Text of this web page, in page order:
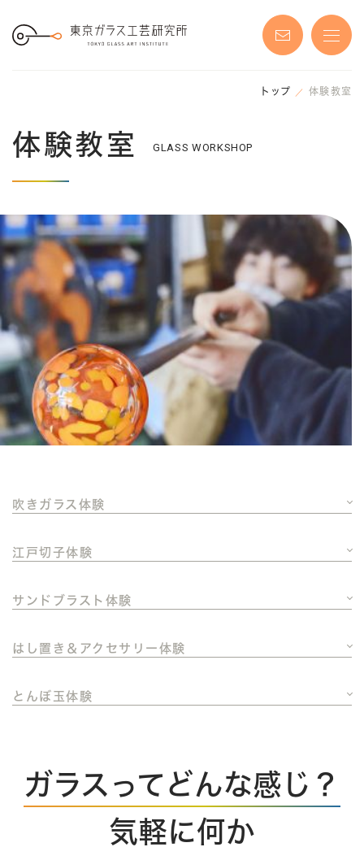
体験教室 GLASS WORKSHOP
吹きガラス体験
江戸切子体験
サンドブラスト体験
はし置き＆アクセサリー体験
とんぼ玉体験
トップ 体験教室
ガラスってどんな感じ？
気軽に何か